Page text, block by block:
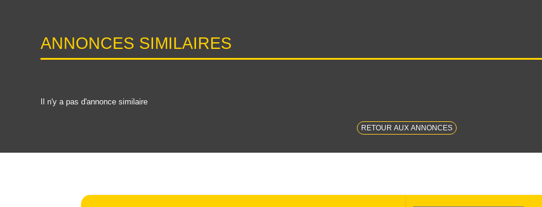
ANNONCES SIMILAIRES
Il n'y a pas d'annonce similaire
RETOUR AUX ANNONCES